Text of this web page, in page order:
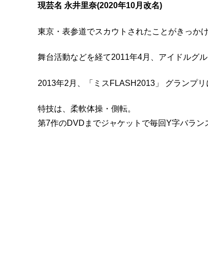
現芸名 永井里奈(2020年10月改名)
東京・表参道でスカウトされたことがきっか
舞台活動などを経て2011年4月、アイドルグ
2013年2月、「ミスFLASH2013」 グランプリ
特技は、柔軟体操・側転。
第7作のDVDまでジャケットで毎回Y字バラン